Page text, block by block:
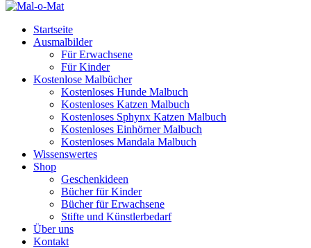
Startseite
Ausmalbilder
Für Erwachsene
Für Kinder
Kostenlose Malbücher
Kostenloses Hunde Malbuch
Kostenloses Katzen Malbuch
Kostenloses Sphynx Katzen Malbuch
Kostenloses Einhörner Malbuch
Kostenloses Mandala Malbuch
Wissenswertes
Shop
Geschenkideen
Bücher für Kinder
Bücher für Erwachsene
Stifte und Künstlerbedarf
Über uns
Kontakt